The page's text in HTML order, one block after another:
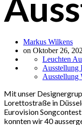
Markus Wilkens
on Oktober 26,
Leuchten
Ausstellung
Ausstellung
Mit unser
Lorettostraße in
Eurovision
konnten wir 40